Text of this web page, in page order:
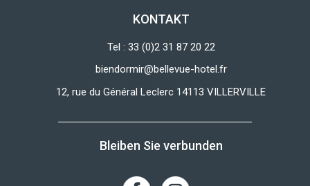
KONTAKT
Tel : 33 (0)2 31 87 20 22
biendormir@bellevue-hotel.fr
12, rue du Général Leclerc 14113 VILLERVILLE
Bleiben Sie verbunden